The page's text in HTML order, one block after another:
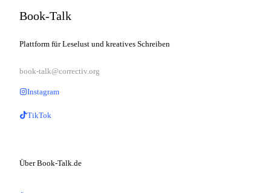
Book-Talk
Plattform für Leselust und kreatives Schreiben
book-talk@correctiv.org
Instagram
TikTok
Über Book-Talk.de